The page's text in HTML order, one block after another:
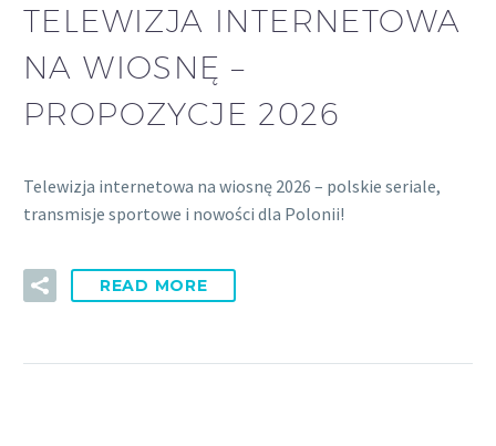
TELEWIZJA INTERNETOWA
NA WIOSNĘ –
PROPOZYCJE 2026
Telewizja internetowa na wiosnę 2026 – polskie seriale,
transmisje sportowe i nowości dla Polonii!
READ MORE